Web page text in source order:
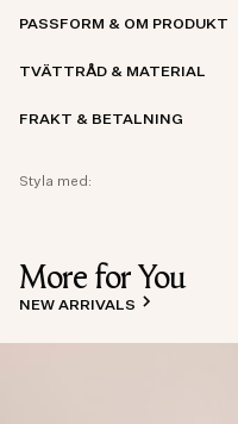
PASSFORM & OM PRODUKT
TVÄTTRÅD & MATERIAL
FRAKT & BETALNING
Styla med:
More for You
NEW ARRIVALS